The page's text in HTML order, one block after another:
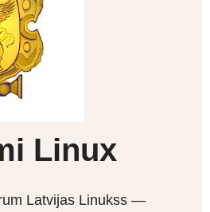
Linux
Latvijas Linukss —